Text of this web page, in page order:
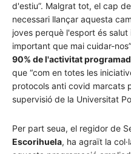
d'estiu”. Malgrat tot, el cap
necessari llançar aquesta
joves perquè l'esport és
important que mai cuidar-
90% de l'activitat
que “com en totes les
protocols anti covid marcats
supervisió de la Universitat
Per part seua, el regidor de
Escorihuela, ha agraït la